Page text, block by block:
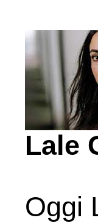
Lale
Oggi